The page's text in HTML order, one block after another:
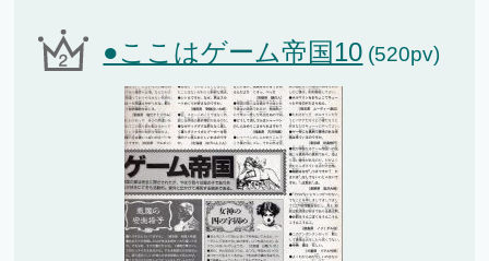
●ここはゲーム帝国10 (520pv)